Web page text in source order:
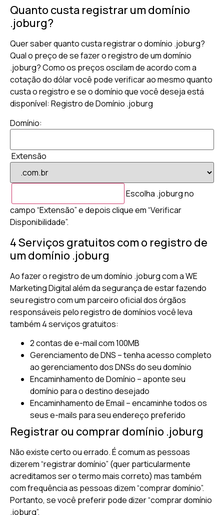
Quanto custa registrar um domínio
.joburg?
Quer saber quanto custa registrar o domínio .joburg?
Qual o preço de se fazer o registro de um domínio
.joburg? Como os preços oscilam de acordo com a
cotação do dólar você pode verificar ao mesmo quanto
custa o registro e se o domínio que você deseja está
disponível: Registro de Domínio .joburg
Domínio:
Extensão
Escolha .joburg no
campo “Extensão” e depois clique em “Verificar
Disponibilidade”.
4 Serviços gratuitos com o registro de
um domínio .joburg
Ao fazer o registro de um domínio .joburg com a WE
Marketing Digital além da segurança de estar fazendo
seu registro com um parceiro oficial dos órgãos
responsáveis pelo registro de domínios você leva
também 4 serviços gratuitos:
2 contas de e-mail com 100MB
Gerenciamento de DNS – tenha acesso completo
ao gerenciamento dos DNSs do seu domínio
Encaminhamento de Domínio – aponte seu
domínio para o destino desejado
Encaminhamento de Email – encaminhe todos os
seus e-mails para seu endereço preferido
Registrar ou comprar domínio .joburg
Não existe certo ou errado. É comum as pessoas
dizerem “registrar domínio” (quer particularmente
acreditamos ser o termo mais correto) mas também
com frequência as pessoas dizem “comprar domínio”.
Portanto, se você preferir pode dizer “comprar domínio
.joburg”.